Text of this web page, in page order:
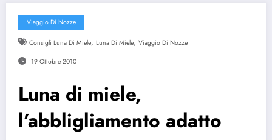
Viaggio Di Nozze
Consigli Luna Di Miele, Luna Di Miele, Viaggio Di Nozze
19 Ottobre 2010
Luna di miele,
l’abbligliamento adatto